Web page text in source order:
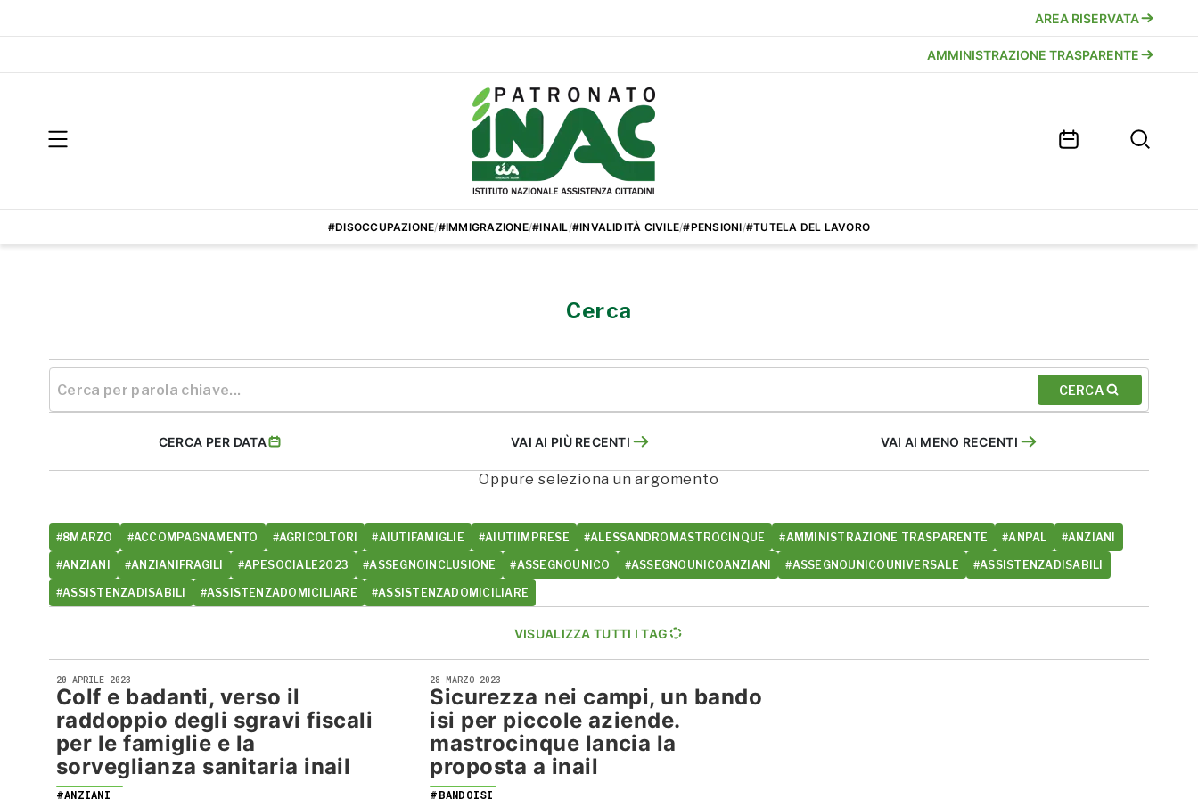
AREA RISERVATA
AMMINISTRAZIONE TRASPARENTE
#DISOCCUPAZIONE/#IMMIGRAZIONE/#INAIL/#INVALIDITÀ CIVILE/#PENSIONI/#TUTELA DEL LAVORO
Cerca
CERCA
CERCA PER DATA VAI AI PIÙ RECENTI VAI AI MENO RECENTI
Oppure seleziona un argomento
#8MARZO #ACCOMPAGNAMENTO #AGRICOLTORI #AIUTIFAMIGLIE #AIUTIIMPRESE #ALESSANDROMASTROCINQUE #AMMINISTRAZIONE TRASPARENTE #ANPAL #ANZIANI
#ANZIANI #ANZIANIFRAGILI #APESOCIALE2023 #ASSEGNOINCLUSIONE #ASSEGNOUNICO #ASSEGNOUNICOANZIANI #ASSEGNOUNICOUNIVERSALE #ASSISTENZADISABILI
#ASSISTENZADISABILI #ASSISTENZADOMICILIARE #ASSISTENZADOMICILIARE
VISUALIZZA TUTTI I TAG
20 APRILE 2023
Colf e badanti, verso il
raddoppio degli sgravi fiscali
per le famiglie e la
sorveglianza sanitaria inail
#ANZIANI
28 MARZO 2023
Sicurezza nei campi, un bando
isi per piccole aziende.
mastrocinque lancia la
proposta a inail
#BANDOISI